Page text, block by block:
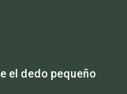
el dedo pequeño